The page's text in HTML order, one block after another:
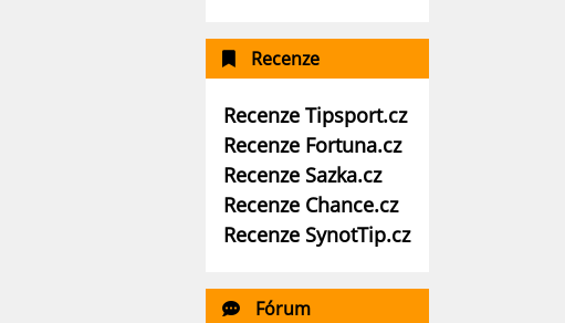
Recenze
Recenze Tipsport.cz
Recenze Fortuna.cz
Recenze Sazka.cz
Recenze Chance.cz
Recenze SynotTip.cz
Fórum